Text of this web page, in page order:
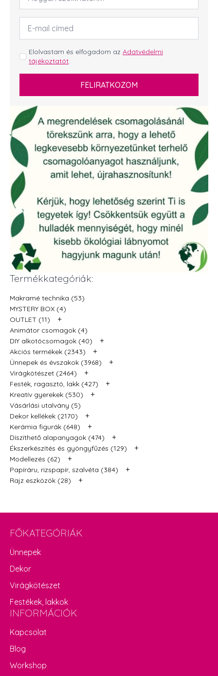
Email
cím
GDPR
*
Elolvastam és elfogadom az Adatvédelmi
tájékoztatót.
FELIRATKOZOM
Termékkategóriák:
Makramé technika (53)
MYSTERY BOX (4)
OUTLET (11)
+
Animátor csomagok (4)
DIY alkotócsomagok (40)
+
Akciós termékek (2343) +
Ünnepek és évszakok (3968) +
Virágkötészet (2464) +
Festék, ragasztó, lakk (427) +
Kreatív gyerekek (530) +
Vásárlási utalvány (5)
Dekor kellékek (2170)
+
Kerámia figurák (648) +
Díszíthető alapanyagok (474) +
Ékszerkészítés és gyöngyfűzés (129) +
Modellezés (62) +
Papíráru, rizspapír, szalvéta (384) +
Rajz eszközök (28) +
FŐKATEGÓRIÁK
Ünnepek
Dekor
Virágkötészet
Festékek, lakkok
INFORMÁCIÓK
Kapcsolat
Blog
Workshop